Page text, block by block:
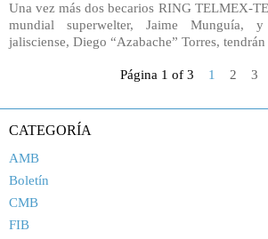
Una vez más dos becarios RING TELMEX-
mundial superwelter, Jaime Munguía,
jalisciense, Diego “Azabache” Torres, tendrán
Página 1 of 3 1 2 3
CATEGORÍA
AMB
Boletín
CMB
FIB